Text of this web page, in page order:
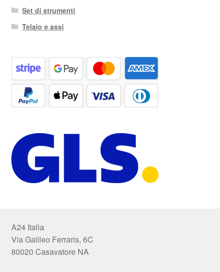
Set di strumenti
Telaio e assi
A24 Italia
Via Galileo Ferraris, 6C
80020 Casavatore NA